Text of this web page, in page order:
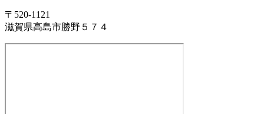
〒520-1121
滋賀県高島市勝野５７４